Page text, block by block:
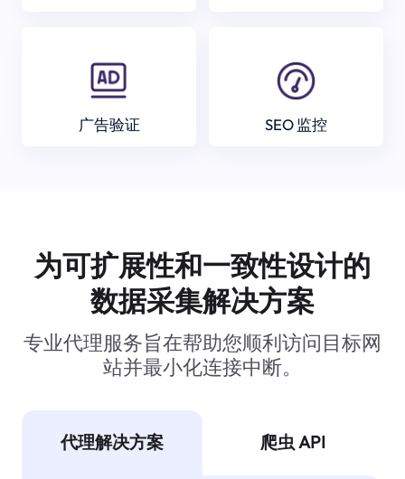
广告验证 SEO 监控
为可扩展性和一致性设计的
数据采集解决方案
专业代理服务旨在帮助您顺利访问目标网
站并最小化连接中断。
代理解决方案 爬虫 API